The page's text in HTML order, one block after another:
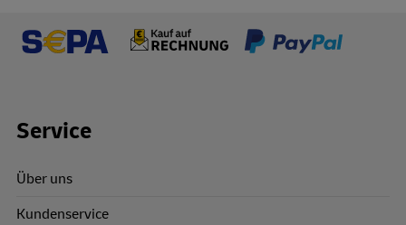
Footer Links
Service
Über uns
Kundenservice